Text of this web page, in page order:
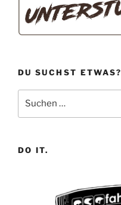
DU SUCHST ETWAS?
nach:
DO IT.